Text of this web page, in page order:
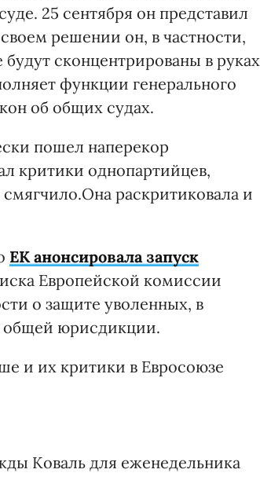
25 сентября он представил
решении он, в частности,
сконцентрированы в руках
функции генерального
об общих судах.
пошел наперекор
критики однопартийцев,
раскритиковала и
ЕК анонсировала запуск
Европейской комиссии
о защите уволенных, в
общей юрисдикции.
и их критики в Евросоюзе
Коваль для еженедельника